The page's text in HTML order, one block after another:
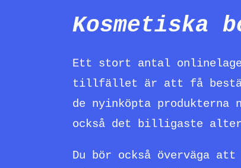
Kosmetiska
Ett stort antal
tillfället är att få
de nyinköpta
också det billigaste
Du bör också överväga